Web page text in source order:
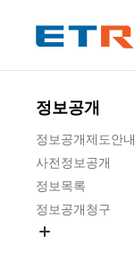
정보공개
정보공개제도안내
사전정보공개
정보목록
정보공개청구